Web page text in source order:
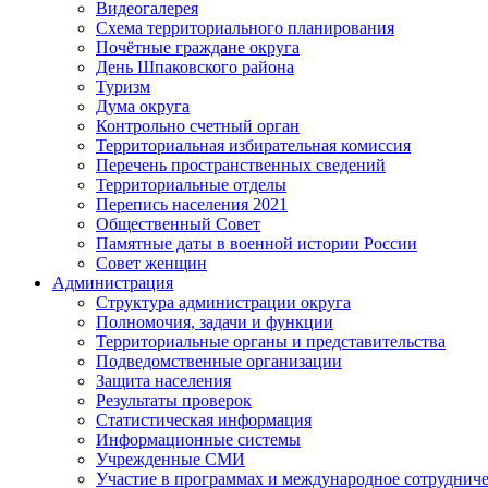
Видеогалерея
Схема территориального планирования
Почётные граждане округа
День Шпаковского района
Туризм
Дума округа
Контрольно счетный орган
Территориальная избирательная комиссия
Перечень пространственных сведений
Территориальные отделы
Перепись населения 2021
Общественный Совет
Памятные даты в военной истории России
Совет женщин
Администрация
Структура администрации округа
Полномочия, задачи и функции
Территориальные органы и представительства
Подведомственные организации
Защита населения
Результаты проверок
Статистическая информация
Информационные системы
Учрежденные СМИ
Участие в программах и международное